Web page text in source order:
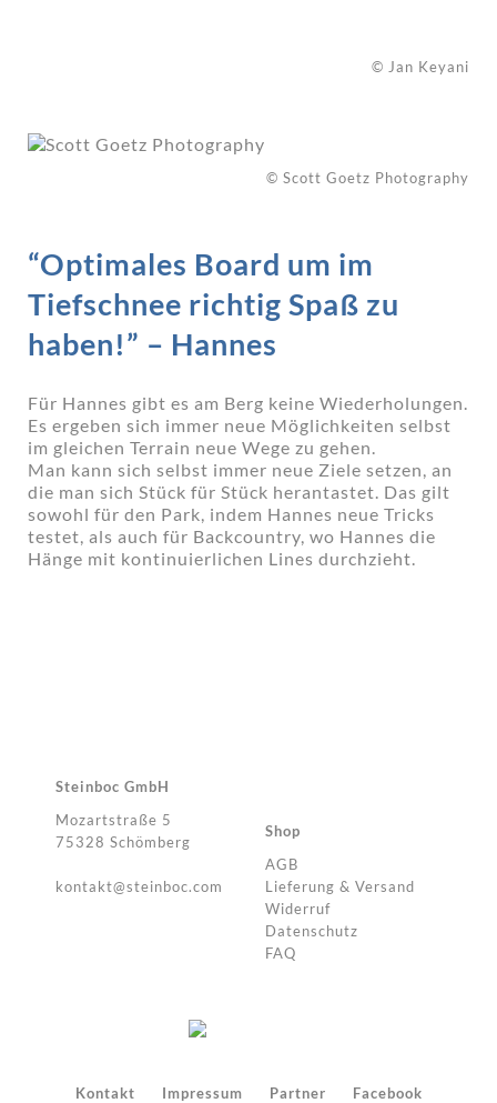
© Jan Keyani
© Scott Goetz Photography
“Optimales Board um im
Tiefschnee richtig Spaß zu
haben!” – Hannes
Für Hannes gibt es am Berg keine Wiederholungen.
Es ergeben sich immer neue Möglichkeiten selbst
im gleichen Terrain neue Wege zu gehen.
Man kann sich selbst immer neue Ziele setzen, an
die man sich Stück für Stück herantastet. Das gilt
sowohl für den Park, indem Hannes neue Tricks
testet, als auch für Backcountry, wo Hannes die
Hänge mit kontinuierlichen Lines durchzieht.
Steinboc GmbH
Mozartstraße 5
75328 Schömberg
kontakt@steinboc.com
Shop
AGB
Lieferung & Versand
Widerruf
Datenschutz
FAQ
Kontakt Impressum Partner Facebook